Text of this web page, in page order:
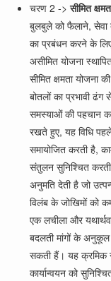
चरण 2 ->सीमित
बुलबुले को फैलाने, सेवा
का प्रबंधन करने के
असीमित योजना
सीमित क्षमता
बोतलों का प्रभावी
समस्याओं की पहचान
रखते हुए, यह विधि
समायोजित करती है,
संतुलन सुनिश्चित
अनुमति देती है जो
विलंब के जोखिमों को
एक लचीला और
बदलती मांगों के
सकती हैं। यह क्रमिक
कार्यान्वयन को